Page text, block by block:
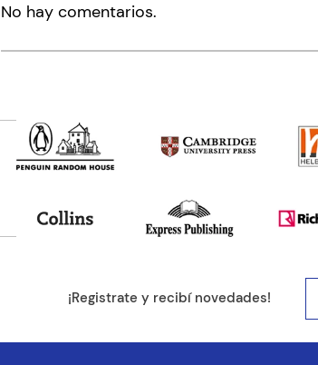
Título
Tu nombre
Tu ubicación
No hay comentarios.
¡Registrate y recibí novedades!